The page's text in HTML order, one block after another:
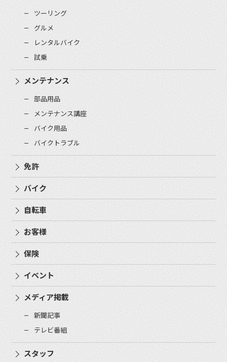
ツーリング
グルメ
レンタルバイク
試乗
メンテナンス
部品用品
メンテナンス講座
バイク用品
バイクトラブル
免許
バイク
自転車
お客様
保険
イベント
メディア掲載
新聞記事
テレビ番組
スタッフ